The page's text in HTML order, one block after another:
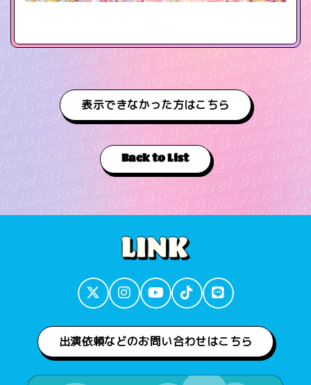
表示できなかった方はこちら
Back to List
出演依頼などのお問い合わせはこちら